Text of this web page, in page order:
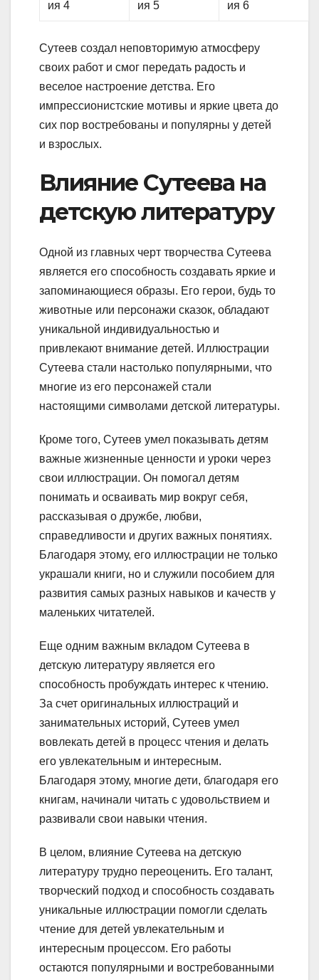
Сутеев создал неповторимую атмосферу
своих работ и смог передать радость и
веселое настроение детства. Его
импрессионистские мотивы и яркие цвета до
сих пор востребованы и популярны у детей
и взрослых.
Влияние Сутеева на
детскую литературу
Одной из главных черт творчества Сутеева
является его способность создавать яркие и
запоминающиеся образы. Его герои, будь то
животные или персонажи сказок, обладают
уникальной индивидуальностью и
привлекают внимание детей. Иллюстрации
Сутеева стали настолько популярными, что
многие из его персонажей стали
настоящими символами детской литературы.
Кроме того, Сутеев умел показывать детям
важные жизненные ценности и уроки через
свои иллюстрации. Он помогал детям
понимать и осваивать мир вокруг себя,
рассказывая о дружбе, любви,
справедливости и других важных понятиях.
Благодаря этому, его иллюстрации не только
украшали книги, но и служили пособием для
развития самых разных навыков и качеств у
маленьких читателей.
Еще одним важным вкладом Сутеева в
детскую литературу является его
способность пробуждать интерес к чтению.
За счет оригинальных иллюстраций и
занимательных историй, Сутеев умел
вовлекать детей в процесс чтения и делать
его увлекательным и интересным.
Благодаря этому, многие дети, благодаря его
книгам, начинали читать с удовольствием и
развивали свои навыки чтения.
В целом, влияние Сутеева на детскую
литературу трудно переоценить. Его талант,
творческий подход и способность создавать
уникальные иллюстрации помогли сделать
чтение для детей увлекательным и
интересным процессом. Его работы
остаются популярными и востребованными